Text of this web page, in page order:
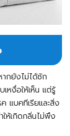
ากยังไม่ได้ซัก
เหงื่อให้เห็น แต่รู้
แบคทีเรียและสิ่ง
ห้เกิดกลิ่นไม่พึง